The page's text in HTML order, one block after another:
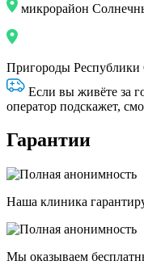
микрорайон
Пригороды Республики
Если вы живёте за
оператор подскажет,
Гарантии
Наша клиника
Мы оказываем